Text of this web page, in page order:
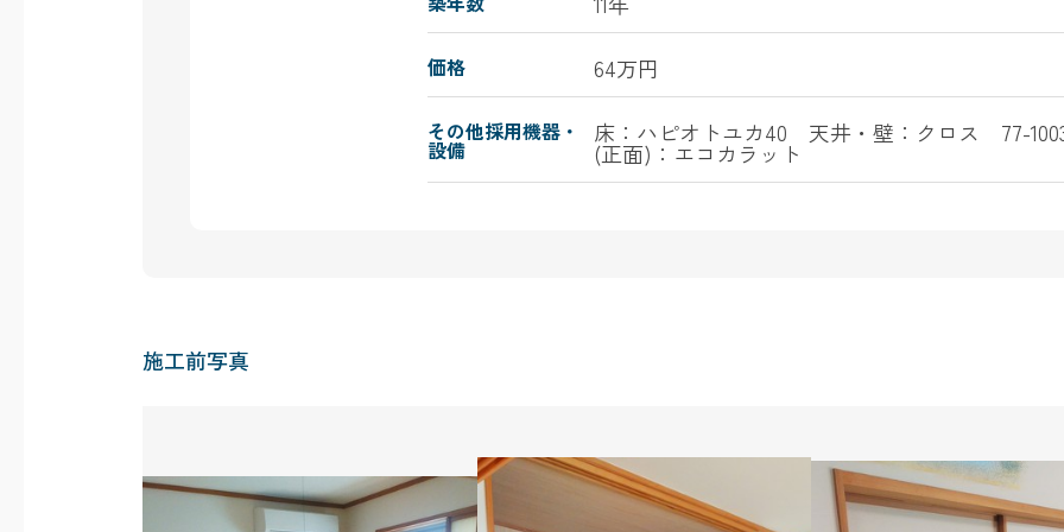
価格 64万円
その他採用機器・
設備
床：ハピオトユカ40 天井・壁：クロス 77-
(正面)：エコカラット
施工前写真